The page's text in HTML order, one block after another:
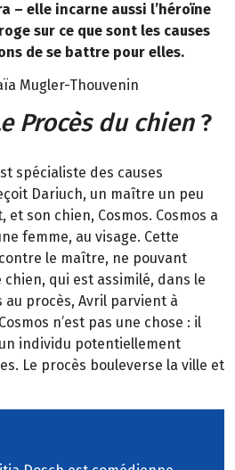
– elle incarne aussi l’héroïne
sur ce que sont les causes
de se battre pour elles.
Mugler-Thouvenin
Procès du chien ?
spécialiste des causes
Dariuch, un maître un peu
son chien, Cosmos. Cosmos a
femme, au visage. Cette
le maître, ne pouvant
qui est assimilé, dans le
au procès, Avril parvient à
n’est pas une chose : il
individu potentiellement
Le procès bouleverse la ville et